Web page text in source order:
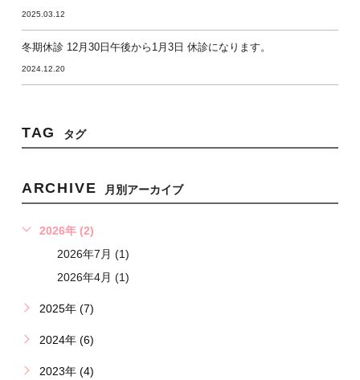
2025.03.12
冬期休診 12月30日午後から1月3日 休診になります。
2024.12.20
TAG タグ
ARCHIVE 月別アーカイブ
2026年 (2)
2026年7月 (1)
2026年4月 (1)
2025年 (7)
2024年 (6)
2023年 (4)